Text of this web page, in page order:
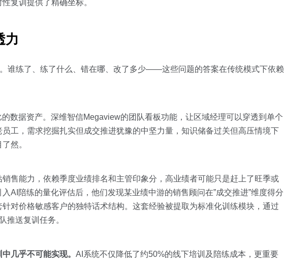
复训提供了精确坐标。
力
谁练了、练了什么、错在哪、改了多少——这些问题的答案在传统模式下依赖
数据资产。深维智信Megaview的团队看板功能，让区域经理可以穿透到单个
工，需求挖掘扎实但成交推进犹豫的中坚力量，知识储备过关但高压情境下
然。
售能力，依赖季度业绩排名和主管印象分，高业绩者可能只是赶上了旺季或
AI陪练的量化评估后，他们发现某业绩中游的销售顾问在”成交推进”维度得分
对价格敏感客户的独特话术结构。这套经验被提取为标准化训练模块，通过
推送复训任务。
几乎不可能实现。 AI系统不仅降低了约50%的线下培训及陪练成本，更重要